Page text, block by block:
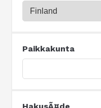
Paikkakunta